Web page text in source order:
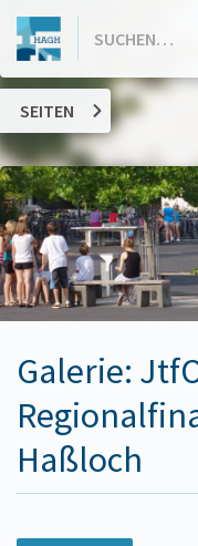
INHALT
Hannah-
Arendt-
Gymnasium
Haßloch
SUCHEN…
SEITEN
Galerie:
Haßloch